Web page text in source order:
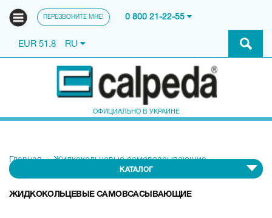
ПЕРЕЗВОНИТЕ МНЕ! 0 800 21-22-55
EUR 51.8 RU
ОФИЦИАЛЬНО В УКРАИНЕ
Главная Жидкокольцевые самовсасывающие
КАТАЛОГ
ЖИДКОКОЛЬЦЕВЫЕ САМОВСАСЫВАЮЩИЕ